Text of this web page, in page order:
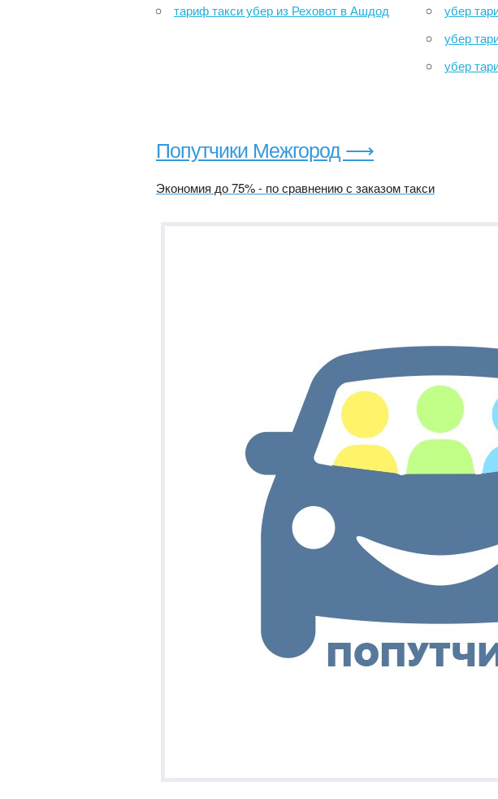
тариф такси убер из Реховот в Ашдод
убер
убер
убер тариф
Попутчики Межгород ⟶
Экономия до 75% - по сравнению с заказом такси